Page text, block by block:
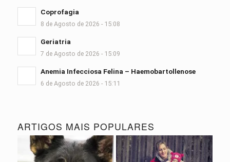
Coprofagia
8 de Agosto de 2026 - 15:08
Geriatria
7 de Agosto de 2026 - 15:09
Anemia Infecciosa Felina – Haemobartollenose
6 de Agosto de 2026 - 15:11
ARTIGOS MAIS POPULARES